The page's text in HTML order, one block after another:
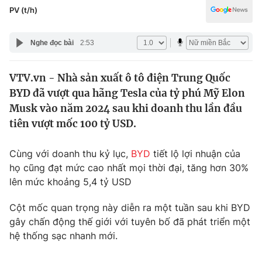
Y tế
Thế giới
Tin tức
Thế giới đó đây
Kinh tế
Tài chính
Thị trường
Góc doanh nghiệp
Truyền hình
Đời sống
Giáo dục
PV (t/h)
Nghe đọc bài 2:53
VTV.vn - Nhà sản xuất ô tô điện Trung Quốc
BYD đã vượt qua hãng Tesla của tỷ phú Mỹ Elon
Musk vào năm 2024 sau khi doanh thu lần đầu
tiên vượt mốc 100 tỷ USD.
Cùng với doanh thu kỷ lục, BYD tiết lộ lợi nhuận của
họ cũng đạt mức cao nhất mọi thời đại, tăng hơn 30%
lên mức khoảng 5,4 tỷ USD
Cột mốc quan trọng này diễn ra một tuần sau khi BYD
gây chấn động thế giới với tuyên bố đã phát triển một
hệ thống sạc nhanh mới.